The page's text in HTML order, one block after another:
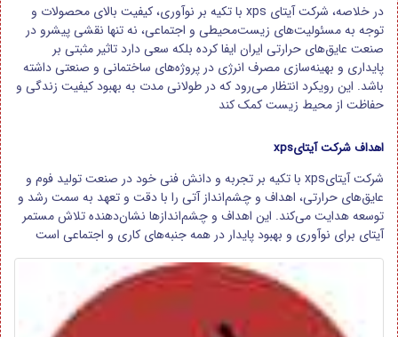
در خلاصه، شرکت آیتای xps با تکیه بر نوآوری، کیفیت بالای محصولات و
توجه به مسئولیت‌های زیست‌محیطی و اجتماعی، نه تنها نقشی پیشرو در
صنعت عایق‌های حرارتی ایران ایفا کرده بلکه سعی دارد تاثیر مثبتی بر
پایداری و بهینه‌سازی مصرف انرژی در پروژه‌های ساختمانی و صنعتی داشته
باشد. این رویکرد انتظار می‌رود که در طولانی مدت به بهبود کیفیت زندگی و
حفاظت از محیط زیست کمک کند
اهداف شرکت آیتایxps
شرکت آیتایxps با تکیه بر تجربه و دانش فنی خود در صنعت تولید فوم و
عایق‌های حرارتی، اهداف و چشم‌انداز آتی را با دقت و تعهد به سمت رشد و
توسعه هدایت می‌کند. این اهداف و چشم‌اندازها نشان‌دهنده تلاش مستمر
آیتای برای نوآوری و بهبود پایدار در همه جنبه‌های کاری و اجتماعی است